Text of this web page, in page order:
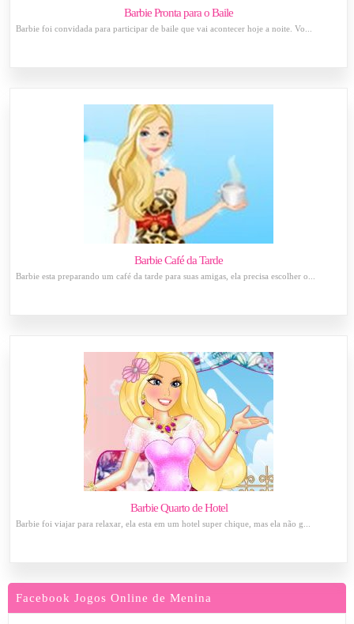
Barbie Pronta para o Baile
Barbie foi convidada para participar de baile que vai acontecer hoje a noite. Vo...
Barbie Café da Tarde
Barbie esta preparando um café da tarde para suas amigas, ela precisa escolher o...
Barbie Quarto de Hotel
Barbie foi viajar para relaxar, ela esta em um hotel super chique, mas ela não g...
Facebook Jogos Online de Menina